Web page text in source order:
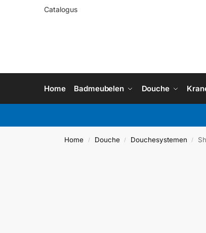
Catalogus
Home Badmeubelen Douche
Home / Douche / Douchesystemen /